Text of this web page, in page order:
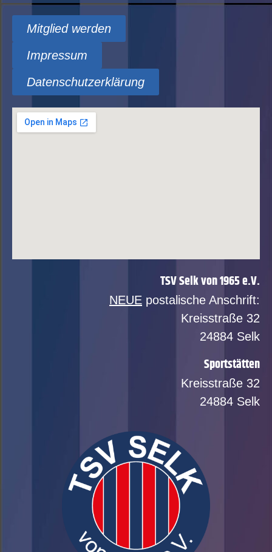
Mitglied werden
Impressum
Datenschutzerklärung
TSV Selk von 1965 e.V.
NEUE postalische Anschrift:
Kreisstraße 32
24884 Selk
Sportstätten
Kreisstraße 32
24884 Selk